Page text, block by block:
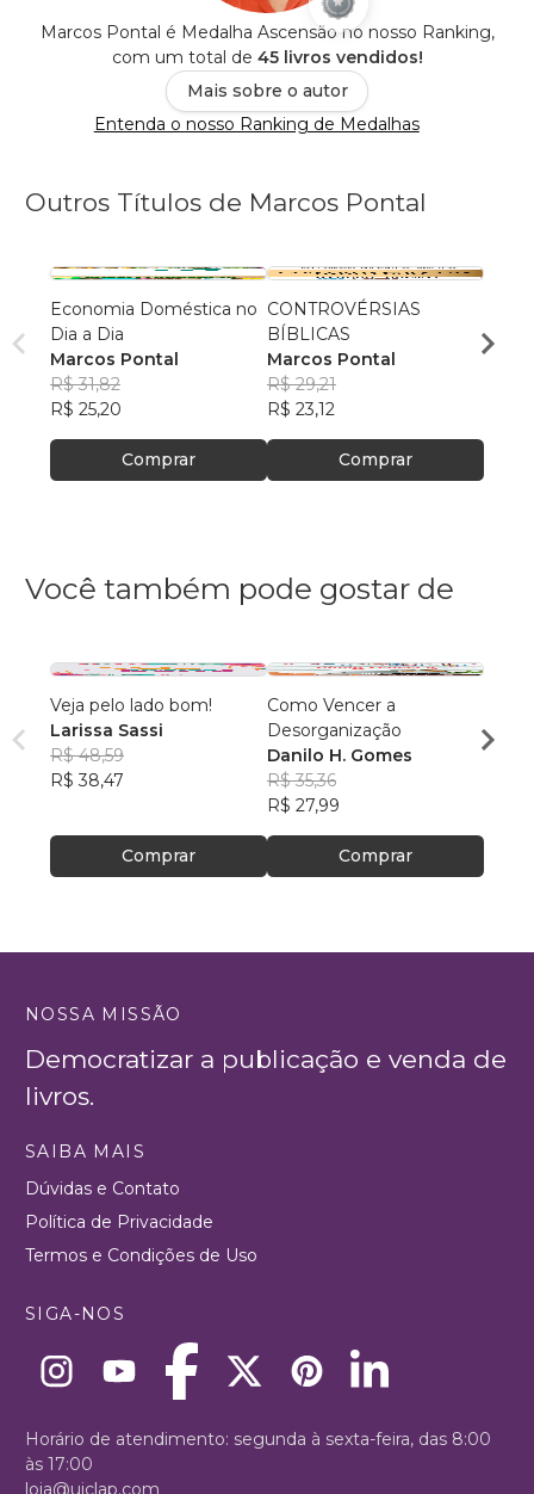
Marcos Pontal é Medalha Ascensão no nosso Ranking,
com um total de 45 livros vendidos!
Mais sobre o autor
Entenda o nosso Ranking de Medalhas
Outros Títulos de Marcos Pontal
Economia Doméstica no
Dia a Dia
Marcos Pontal
R$ 31,82
R$ 25,20
Comprar
CONTROVÉRSIAS
BÍBLICAS
Marcos Pontal
R$ 29,21
R$ 23,12
Comprar
R$
Você também pode gostar de
Veja pelo lado bom!
Larissa Sassi
R$ 48,59
R$ 38,47
Comprar
Como Vencer a
Desorganização
Danilo H. Gomes
R$ 35,36
R$ 27,99
Comprar
R$
NOSSA MISSÃO
Democratizar a publicação e venda de
livros.
SAIBA MAIS
Dúvidas e Contato
Política de Privacidade
Termos e Condições de Uso
SIGA-NOS
Horário de atendimento: segunda à sexta-feira, das 8:00
às 17:00
loja@uiclap.com